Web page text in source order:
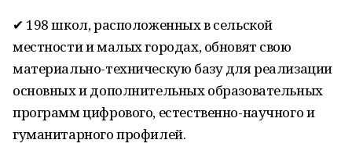
✔ 198 школ, расположенных в сельской
местности и малых городах, обновят свою
материально-техническую базу для реализации
основных и дополнительных образовательных
программ цифрового, естественно-научного и
гуманитарного профилей.